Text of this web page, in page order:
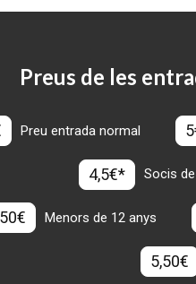
Preus de les
Preu entrada normal
4,5€* Socis
Menors de 12 anys
5,50€